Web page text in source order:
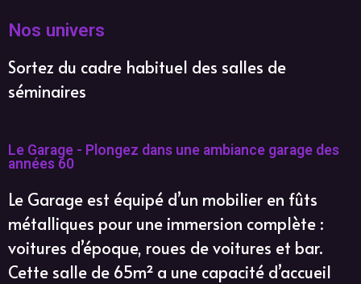
Nos univers
Sortez du cadre habituel des salles de
séminaires
Le Garage - Plongez dans une ambiance garage des
années 60
Le Garage est équipé d’un mobilier en fûts
métalliques pour une immersion complète :
voitures d’époque, roues de voitures et bar.
Cette salle de 65m² a une capacité d’accueil